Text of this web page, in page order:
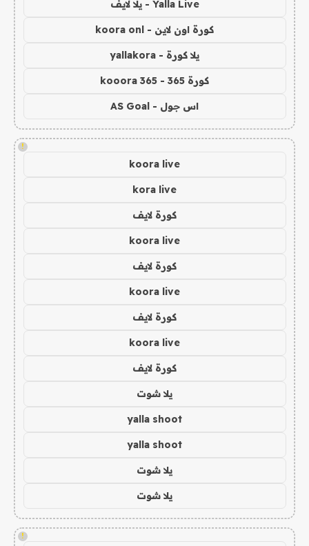
Yalla Live - يلا لايف
كورة اون لاين - koora onl
يلا كورة - yallakora
كورة 365 - kooora 365
اس جول - AS Goal
!
koora live
kora live
كورة لايف
koora live
كورة لايف
koora live
كورة لايف
koora live
كورة لايف
يلا شوت
yalla shoot
yalla shoot
يلا شوت
يلا شوت
!